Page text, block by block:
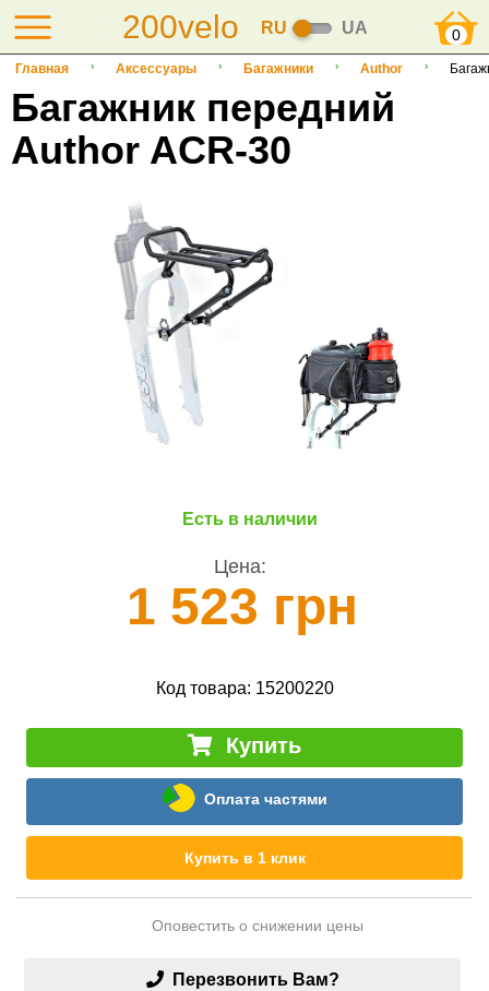
200velo RU UA 0
Главная Аксессуары Багажники Author
Багажник передний
Author ACR-30
Есть в наличии
Цена:
1 523 грн
Код товара: 15200220
Купить
Оплата частями
Купить в 1 клик
Оповестить о снижении цены
Перезвонить Вам?